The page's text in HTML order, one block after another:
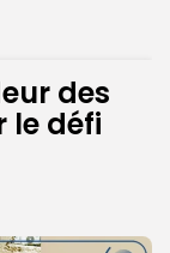
des
le défi